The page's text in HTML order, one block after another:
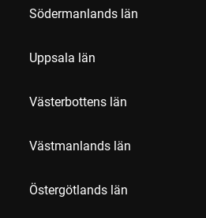
Södermanlands län
Uppsala län
Västerbottens län
Västmanlands län
Östergötlands län